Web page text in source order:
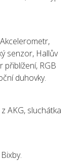
senzor, Hallův
přiblížení, RGB
duhovky.
AKG, sluchátka